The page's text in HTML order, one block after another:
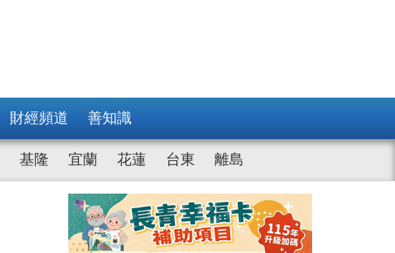
財經頻道 善知識
基隆 宜蘭 花蓮 台東 離島